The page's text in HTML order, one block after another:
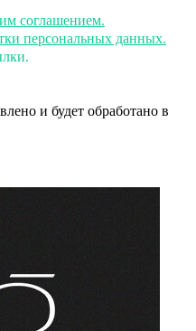
соглашением.
персональных данных.
и будет обработано в